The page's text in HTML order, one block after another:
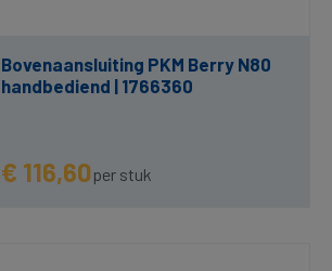
Bovenaansluiting PKM Berry N80
handbediend | 1766360
€ 116,60per stuk